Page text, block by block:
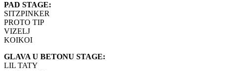
PAD STAGE:
SITZPINKER
PROTO TIP
VIZELJ
KOIKOI
GLAVA U BETONU STAGE:
LIL TATY